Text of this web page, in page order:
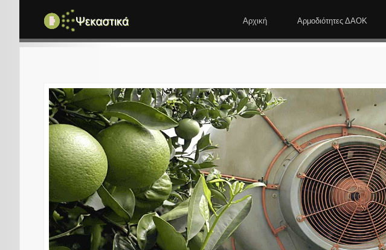
Αρχική Αρμοδιότητες ΔΑΟΚ